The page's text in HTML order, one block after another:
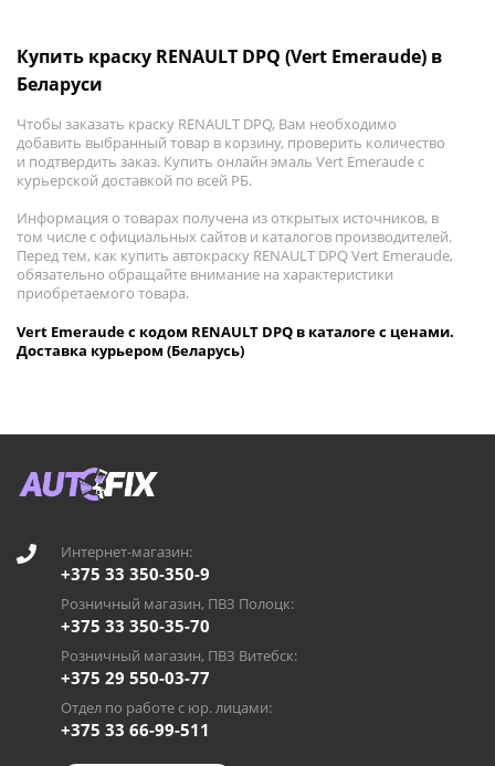
Купить краску RENAULT DPQ (Vert Emeraude) в
Беларуси
Чтобы заказать краску RENAULT DPQ, Вам необходимо
добавить выбранный товар в корзину, проверить количество
и подтвердить заказ. Купить онлайн эмаль Vert Emeraude с
курьерской доставкой по всей РБ.
Информация о товарах получена из открытых источников, в
том числе с официальных сайтов и каталогов производителей.
Перед тем, как купить автокраску RENAULT DPQ Vert Emeraude,
обязательно обращайте внимание на характеристики
приобретаемого товара.
Vert Emeraude с кодом RENAULT DPQ в каталоге с ценами.
Доставка курьером (Беларусь)
Интернет-магазин:
+375 33 350-350-9
Розничный магазин, ПВЗ Полоцк:
+375 33 350-35-70
Розничный магазин, ПВЗ Витебск:
+375 29 550-03-77
Отдел по работе с юр. лицами:
+375 33 66-99-511